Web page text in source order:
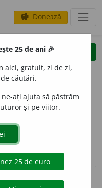
savings Donează
clear
opțiuni
25 de ani 🎉
aici, gratuit, zi de zi,
căutări.
ați ajuta să păstrăm
și pe viitor.